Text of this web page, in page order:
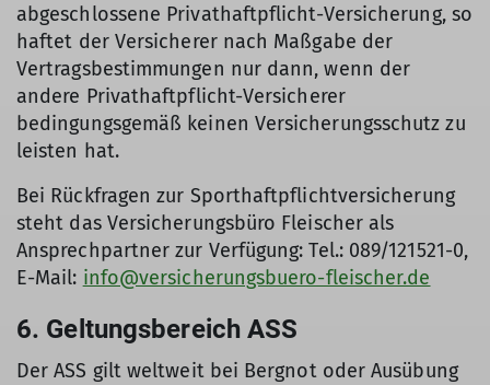
abgeschlossene Privathaftpflicht-Versicherung, so
haftet der Versicherer nach Maßgabe der
Vertragsbestimmungen nur dann, wenn der
andere Privathaftpflicht-Versicherer
bedingungsgemäß keinen Versicherungsschutz zu
leisten hat.
Bei Rückfragen zur Sporthaftpflichtversicherung
steht das Versicherungsbüro Fleischer als
Ansprechpartner zur Verfügung: Tel.: 089/121521-0,
E-Mail: info@versicherungsbuero-fleischer.de
6. Geltungsbereich ASS
Der ASS gilt weltweit bei Bergnot oder Ausübung